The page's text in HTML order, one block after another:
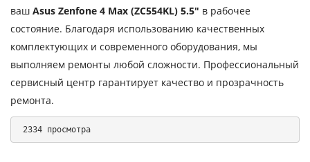
ваш Asus Zenfone 4 Max (ZC554KL) 5.5″ в рабочее
состояние. Благодаря использованию качественных
комплектующих и современного оборудования, мы
выполняем ремонты любой сложности. Профессиональный
сервисный центр гарантирует качество и прозрачность
ремонта.
2334 просмотра